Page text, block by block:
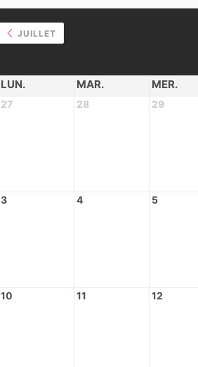
JUILLET
LUN. MAR. MER.
27 28 29
3 4 5
10 11 12